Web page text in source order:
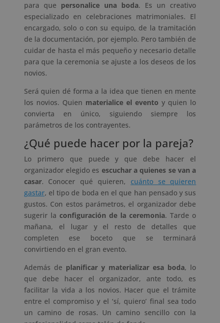
para que personalice una boda. Es un creativo
especializado en celebraciones matrimoniales. El
encargado, solo o con su equipo, de la tramitación
de la documentación, por ejemplo. Pero también de
cuidar de hasta el más pequeño y necesario detalle
para que la ceremonia se ajuste a los deseos de los
novios.
Será quien dé forma a la idea que tienen en mente
los novios. Quien materialice el eventoy quien lo
convierta en único, siguiendo siempre los
parámetros de los contrayentes.
¿Qué puede hacer por la pareja?
Lo primero que puede y que debe hacer el
organizador elegido es escuchar a quienes se van a
casar. Conocer qué quieren, cuánto se quieren
gastar, el tipo de boda en el que han pensado y sus
gustos. Con estos parámetros, el organizador debe
sugerir la configuración de la ceremonia. Tarde o
mañana, el lugar y el resto de detalles que
completen ese boceto que se terminará
convirtiendo en el gran evento.
Además de planificar y materializar esa boda, lo
que debe hacer el organizador, ante todo, es
facilitar la vida a los novios. Hacer que el trámite
entre el compromiso y el ‘sí, quiero’ final sea todo
un camino de rosas. Un camino sencillo con la